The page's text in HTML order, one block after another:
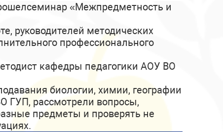
«Межпредметность и
руководителей методических
профессионального
кафедры педагогики АОУ ВО
биологии, химии, географии
ГУП, рассмотрели вопросы,
предметы и проверять не